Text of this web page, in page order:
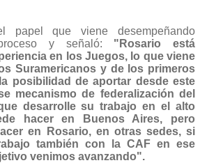
papel que viene desempeñando
y señaló: "Rosario está
en los Juegos, lo que viene
Suramericanos y de los primeros
posibilidad de aportar desde este
mecanismo de federalización del
desarrolle su trabajo en el alto
hacer en Buenos Aires, pero
en Rosario, en otras sedes, si
también con la CAF en ese
venimos avanzando".